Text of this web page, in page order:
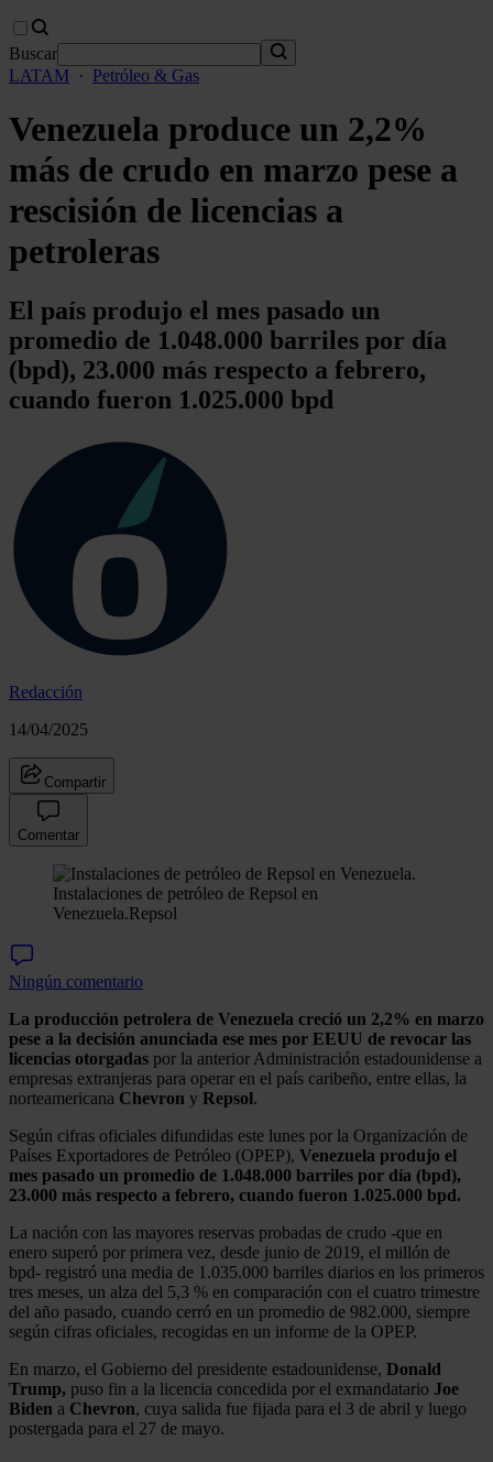
Buscar
LATAM · Petróleo & Gas
Venezuela produce un 2,2%
más de crudo en marzo pese a
rescisión de licencias a
petroleras
El país produjo el mes pasado un
promedio de 1.048.000 barriles por día
(bpd), 23.000 más respecto a febrero,
cuando fueron 1.025.000 bpd
Redacción
14/04/2025
Compartir
Comentar
Instalaciones de petróleo de Repsol en
Venezuela.Repsol
Ningún comentario
La producción petrolera de Venezuela creció un 2,2% en marzo
pese a la decisión anunciada ese mes por EEUU de revocar las
licencias otorgadas por la anterior Administración estadounidense a
empresas extranjeras para operar en el país caribeño, entre ellas, la
norteamericana Chevron y Repsol.
Según cifras oficiales difundidas este lunes por la Organización de
Países Exportadores de Petróleo (OPEP), Venezuela produjo el
mes pasado un promedio de 1.048.000 barriles por día (bpd),
23.000 más respecto a febrero, cuando fueron 1.025.000 bpd.
La nación con las mayores reservas probadas de crudo -que en
enero superó por primera vez, desde junio de 2019, el millón de
bpd- registró una media de 1.035.000 barriles diarios en los primeros
tres meses, un alza del 5,3 % en comparación con el cuatro trimestre
del año pasado, cuando cerró en un promedio de 982.000, siempre
según cifras oficiales, recogidas en un informe de la OPEP.
En marzo, el Gobierno del presidente estadounidense, Donald
Trump, puso fin a la licencia concedida por el exmandatario Joe
Biden a Chevron, cuya salida fue fijada para el 3 de abril y luego
postergada para el 27 de mayo.